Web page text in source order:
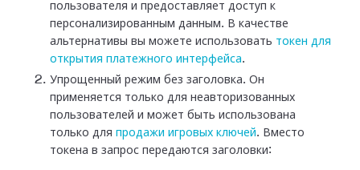
пользователя и предоставляет доступ к
персонализированным данным. В качестве
альтернативы вы можете использовать токен для
открытия платежного интерфейса.
Упрощенный режим без заголовка. Он
применяется только для неавторизованных
пользователей и может быть использована
только для продажи игровых ключей. Вместо
токена в запрос передаются заголовки: